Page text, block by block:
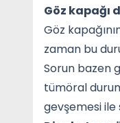
Göz kapağı
Göz
zaman bu
Sorun bazen
tümöral
gevşemesi ile